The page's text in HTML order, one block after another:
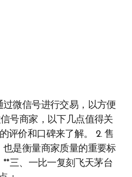
微信号进行交易，以方便
号商家，以下几点值得关
评价和口碑来了解。 2. 售
是衡量商家质量的重要标
三、一比一复刻飞天茅台